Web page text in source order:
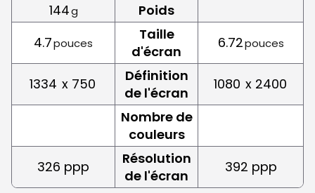
144g
Poids
4.7pouces
Taille
d'écran
6.72pouces
1334 x 750
Définition
de l'écran
1080 x 2400
Nombre de
couleurs
326 ppp
Résolution
de l'écran
392 ppp